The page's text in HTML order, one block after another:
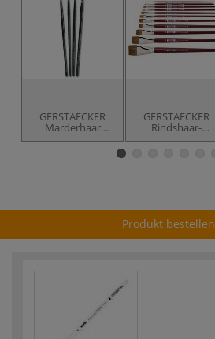
GERSTAECKER
Marderhaar
Pinsel-Set
GERSTAECKER
Rindshaar-
Gussow-Pinsel
Produkt bestellen